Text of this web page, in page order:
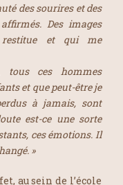
des sourires et des
Des images
et qui me
tous ces hommes
et que peut-être je
à jamais, sont
est-ce une sorte
ces émotions. Il
»
au sein de l’école